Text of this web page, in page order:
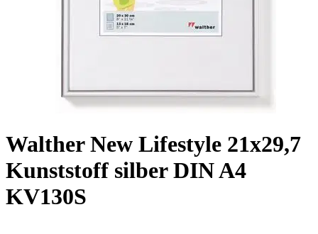
Walther New Lifestyle 21x29,7
Kunststoff silber DIN A4
KV130S